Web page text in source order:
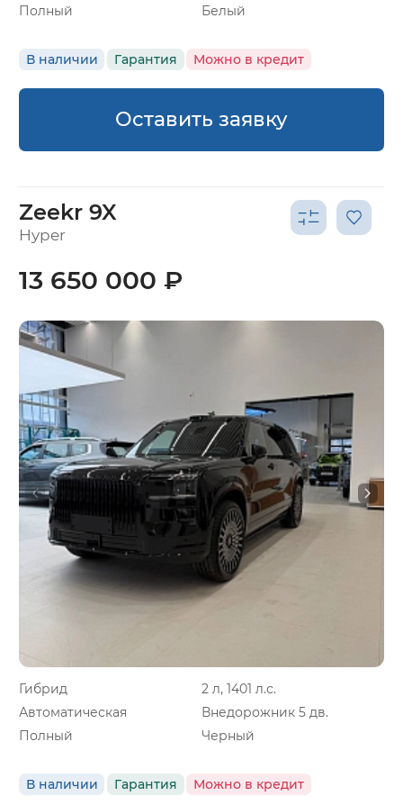
Полный
Белый
В наличии Гарантия Можно в кредит
Оставить заявку
Zeekr 9X
Hyper
Гибрид
2 л, 1401 л.с.
Автоматическая
Внедорожник 5 дв.
Полный
Черный
В наличии Гарантия Можно в кредит
13 650 000 ₽